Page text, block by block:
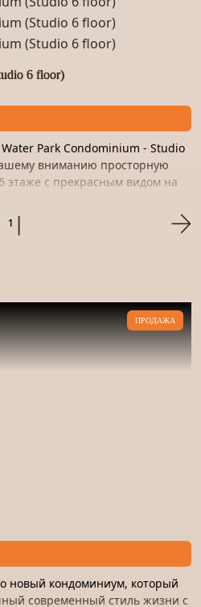
6 floor)
Park Condominium - Studio
вниманию просторную
этаже с прекрасным видом на
1
ПРОДАЖА
новый кондоминиум, который
современный стиль жизни с